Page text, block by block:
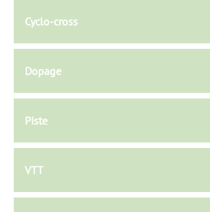
Cyclo-cross
Dopage
Piste
VTT